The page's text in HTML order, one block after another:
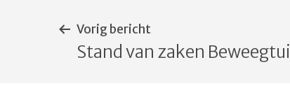
Bericht
Vorig bericht
Stand van zaken